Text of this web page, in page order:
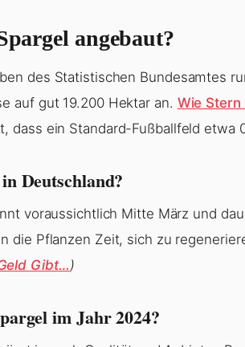
angebaut?
des Statistischen Bundesamtes
auf gut 19.200 Hektar an. Wie
dass ein Standard-Fußballfeld etwa
Deutschland?
voraussichtlich Mitte März und
die Pflanzen Zeit, sich zu
Gibt… )
im Jahr 2024?